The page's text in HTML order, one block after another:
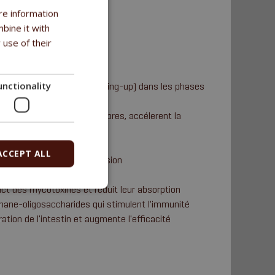
douloureuse (tying-up) dans les phases
contre les radicaux libres, accélerent la
du cerveau et de la vision
des mycotoxines et réduit leur absorption
oligosaccharides qui stimulent l'immunité
de l'intestin et augmente l'efficacité
information
it with
use of their
ALL